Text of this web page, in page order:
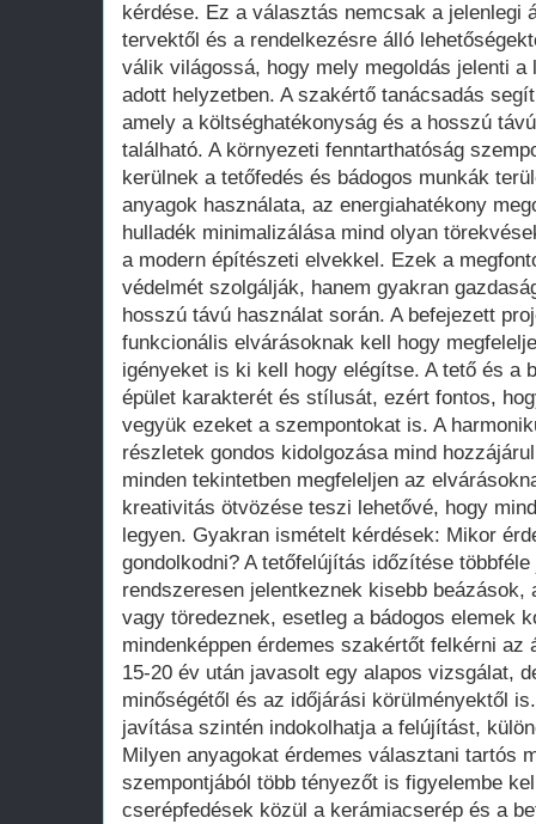
kérdése. Ez a választás nemcsak a jelenlegi
tervektől és a rendelkezésre álló
válik világossá, hogy mely megoldás jelenti
adott helyzetben. A szakértő tanácsadás
amely a költséghatékonyság és a hosszú
található. A környezeti fenntarthatóság
kerülnek a tetőfedés és bádogos munkák
anyagok használata, az energiahatékony
hulladék minimalizálása mind olyan
a modern építészeti elvekkel. Ezek a
védelmét szolgálják, hanem gyakran
hosszú távú használat során. A befejezett
funkcionális elvárásoknak kell hogy
igényeket is ki kell hogy elégítse. A tető és a
épület karakterét és stílusát, ezért fontos,
vegyük ezeket a szempontokat is. A
részletek gondos kidolgozása mind
minden tekintetben megfeleljen az
kreativitás ötvözése teszi lehetővé, hogy
legyen. Gyakran ismételt kérdések: Mikor
gondolkodni? A tetőfelújítás időzítése
rendszeresen jelentkeznek kisebb beázások,
vagy töredeznek, esetleg a bádogos elemek
mindenképpen érdemes szakértőt felkérni az
15-20 év után javasolt egy alapos vizsgálat,
minőségétől és az időjárási körülményektől
javítása szintén indokolhatja a felújítást,
Milyen anyagokat érdemes választani tartós
szempontjából több tényezőt is figyelembe
cserépfedések közül a kerámiacserép és a